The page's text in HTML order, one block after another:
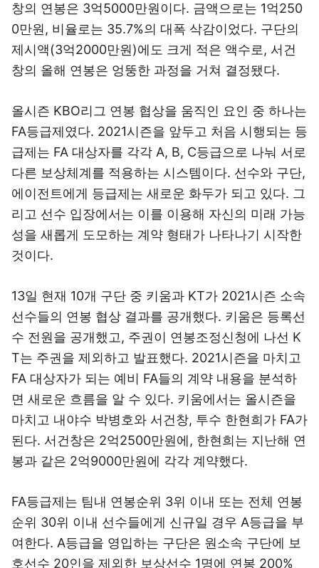
창의 연봉은 3억5000만원이다. 금액으로는 1억250
0만원, 비율로는 35.7%의 대폭 삭감이었다. 구단의
제시액(3억2000만원)에도 크게 적은 액수로, 서건
창의 올해 연봉은 엉뚱한 과정을 거쳐 결정됐다.
올시즌 KBO리그 연봉 협상을 움직인 요인 중 하나는
FA등급제였다. 2021시즌을 앞두고 처음 시행되는 등
급제는 FA 대상자를 각각 A, B, C등급으로 나눠 서로
다른 보상체계를 적용하는 시스템이다. 선수와 구단,
에이전트에게 등급제는 새로운 화두가 되고 있다. 그
리고 선수 입장에서는 이를 이용해 자신의 미래 가능
성을 새롭게 도모하는 계약 형태가 나타나기 시작한
것이다.
13일 현재 10개 구단 중 키움과 KT가 2021시즌 소속
선수들의 연봉 협상 결과를 공개했다. 키움은 등록선
수 전원을 공개했고, 주권이 연봉조정신청에 나선 K
T는 주권을 제외하고 발표했다. 2021시즌을 마치고
FA 대상자가 되는 예비 FA들의 계약 내용을 분석하
면 새로운 흐름을 알 수 있다. 키움에서는 올시즌을
마치고 내야수 박병호와 서건창, 투수 한현희가 FA가
된다. 서건창은 2억2500만원에, 한현희는 지난해 연
봉과 같은 2억9000만원에 각각 계약했다.
FA등급제는 팀내 연봉순위 3위 이내 또는 전체 연봉
순위 30위 이내 선수들에게 신규일 경우 A등급을 부
여한다. A등급을 영입하는 구단은 원소속 구단에 보
호선수 20인을 제외한 보상선수 1명에 연봉 200%